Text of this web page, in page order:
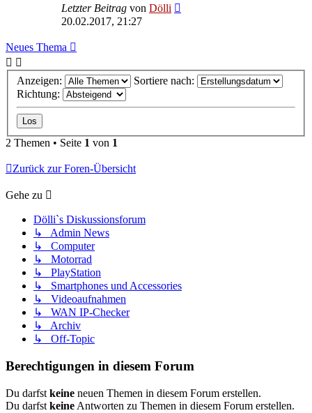
Letzter Beitrag von Dölli
20.02.2017, 21:27
Neues Thema
Anzeigen:
Sortiere nach:
Richtung:
2 Themen • Seite 1 von 1
Zurück zur Foren-Übersicht
Gehe zu
Dölli`s Diskussionsforum
↳ Admin News
↳ Computer
↳ Motorrad
↳ PlayStation
↳ Smartphones und Accessories
↳ Videoaufnahmen
↳ WAN IP-Checker
↳ Archiv
↳ Off-Topic
Berechtigungen in diesem Forum
Du darfst keine neuen Themen in diesem Forum erstellen.
Du darfst keine Antworten zu Themen in diesem Forum erstellen.